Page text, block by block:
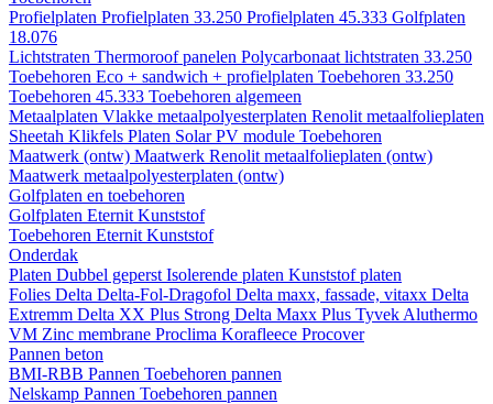
Profielplaten Profielplaten 33.250 Profielplaten 45.333 Golfplaten
18.076
Lichtstraten Thermoroof panelen Polycarbonaat lichtstraten 33.250
Toebehoren Eco + sandwich + profielplaten Toebehoren 33.250
Toebehoren 45.333 Toebehoren algemeen
Metaalplaten Vlakke metaalpolyesterplaten Renolit metaalfolieplaten
Sheetah Klikfels Platen Solar PV module Toebehoren
Maatwerk (ontw) Maatwerk Renolit metaalfolieplaten (ontw)
Maatwerk metaalpolyesterplaten (ontw)
Golfplaten en toebehoren
Golfplaten Eternit Kunststof
Toebehoren Eternit Kunststof
Onderdak
Platen Dubbel geperst Isolerende platen Kunststof platen
Folies Delta Delta-Fol-Dragofol Delta maxx, fassade, vitaxx Delta
Extremm Delta XX Plus Strong Delta Maxx Plus Tyvek Aluthermo
VM Zinc membrane Proclima Korafleece Procover
Pannen beton
BMI-RBB Pannen Toebehoren pannen
Nelskamp Pannen Toebehoren pannen